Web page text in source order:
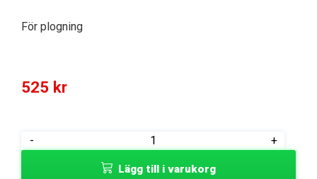
För plogning
525 kr
-
CFMOTO
Vinschlina
+
Lägg till i varukorg